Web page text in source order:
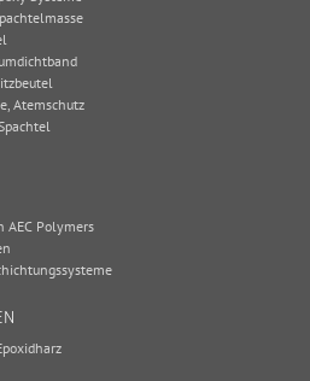
, Atemschutz
AEC Polymers